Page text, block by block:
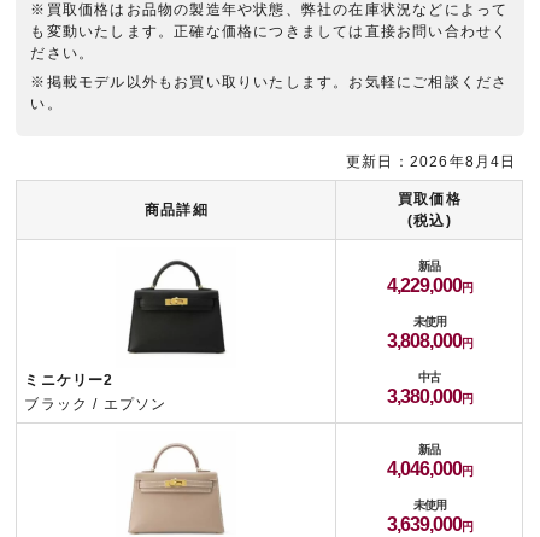
※買取価格はお品物の製造年や状態、弊社の在庫状況などによって
も変動いたします。正確な価格につきましては直接お問い合わせく
ださい。
※掲載モデル以外もお買い取りいたします。お気軽にご相談くださ
い。
商品詳細
買取価格
(税込)
ミニケリー2
ブラック / エプソン
新品
4,229,000
未使用
3,808,000
中古
3,380,000
新品
4,046,000
未使用
3,639,000
更新日：2026年8月4日